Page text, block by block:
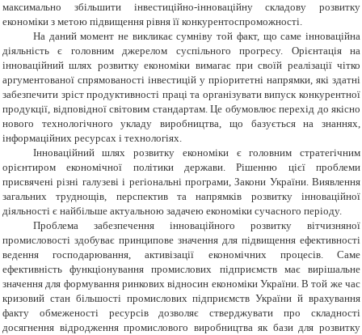
максимально збільшити інвестиційно-інноваційну складову розвитку
економіки з метою підвищення рівня її конкурентоспроможності.
На даний момент не викликає сумніву той факт, що саме інноваційна
діяльність є головним джерелом суспільного прогресу. Орієнтація на
інноваційний шлях розвитку економіки вимагає при своїй реалізації чітко
аргументованої спрямованості інвестицій у пріоритетні напрямки, які здатні
забезпечити зріст продуктивності праці та організувати випуск конкурентної
продукції, відповідної світовим стандартам. Це обумовлює перехід до якісно
нового технологічного укладу виробництва, що базується на знаннях,
інформаційних ресурсах і технологіях.
Інноваційний шлях розвитку економіки є головним стратегічним
орієнтиром економічної політики держави. Рішенню цієї проблеми
присвячені різні галузеві і регіональні програми, Закони України. Виявлення
загальних труднощів, перспектив та напрямків розвитку інноваційної
діяльності є найбільше актуальною задачею економіки сучасного періоду.
Проблема забезпечення інноваційного розвитку вітчизняної
промисловості здобуває принципове значення для підвищення ефективності
ведення господарювання, активізації економічних процесів. Саме
ефективність функціонування промислових підприємств має вирішальне
значення для формування ринкових відносин економіки України. В той же час
кризовий стан більшості промислових підприємств України й врахування
факту обмеженості ресурсів дозволяє стверджувати про складності
досягнення відродження промислового виробництва як бази для розвитку